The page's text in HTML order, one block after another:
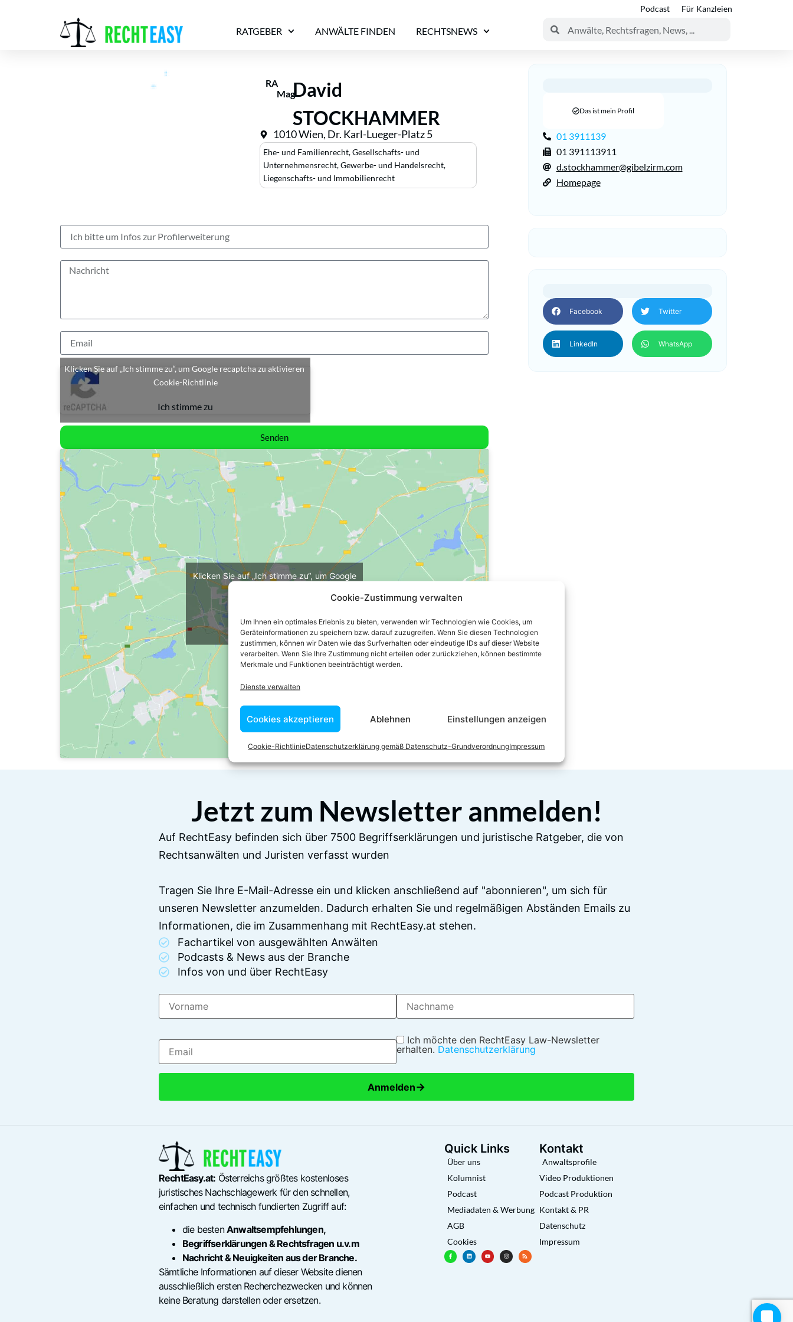
Cookie-Zustimmung verwalten
Um Ihnen ein optimales Erlebnis zu bieten, verwenden wir Technologien wie Cookies, um
Geräteinformationen zu speichern bzw. darauf zuzugreifen. Wenn Sie diesen Technologien
zustimmen, können wir Daten wie das Surfverhalten oder eindeutige IDs auf dieser Website
verarbeiten. Wenn Sie Ihre Zustimmung nicht erteilen oder zurückziehen, können bestimmte
Merkmale und Funktionen beeinträchtigt werden.
Dienste verwalten
Cookies akzeptieren Ablehnen Einstellungen anzeigen
Cookie-RichtlinieDatenschutzerklärung gemäß Datenschutz-GrundverordnungImpressum
Podcast Für Kanzleien
RATGEBER ANWÄLTE FINDEN RECHTSNEWS
RA
MagDavid
STOCKHAMMER
1010 Wien, Dr. Karl-Lueger-Platz 5
Ehe- und Familienrecht,Gesellschafts- und
Unternehmensrecht,Gewerbe- und Handelsrecht,
Liegenschafts- und Immobilienrecht
Klicken Sie auf „Ich stimme zu“, um Google recaptcha zu aktivieren
Cookie-Richtlinie
Ich stimme zu
Senden
Klicken Sie auf „Ich stimme zu“, um Google
Ich stimme zu
Das ist mein Profil
01 3911139
01 391113911
d.stockhammer@gibelzirm.com
Homepage
Facebook Twitter
LinkedIn WhatsApp
Jetzt zum Newsletter anmelden!
Auf RechtEasy befinden sich über 7500 Begriffserklärungen und juristische Ratgeber, die von
Rechtsanwälten und Juristen verfasst wurden
Tragen Sie Ihre E-Mail-Adresse ein und klicken anschließend auf "abonnieren", um sich für
unseren Newsletter anzumelden. Dadurch erhalten Sie und regelmäßigen Abständen Emails zu
Informationen, die im Zusammenhang mit RechtEasy.at stehen.
Fachartikel von ausgewählten Anwälten
Podcasts & News aus der Branche
Infos von und über RechtEasy
Ich möchte den RechtEasy Law-Newsletter
erhalten. Datenschutzerklärung
Anmelden→
RechtEasy.at: Österreichs größtes kostenloses
juristisches Nachschlagewerk für den schnellen,
einfachen und technisch fundierten Zugriff auf:
die bestenAnwaltsempfehlungen,
Begriffserklärungen & Rechtsfragen u.v.m
Nachricht & Neuigkeiten aus der Branche.
Sämtliche Informationen auf dieser Website dienen
ausschließlich ersten Recherchezwecken und können
keine Beratung darstellen oder ersetzen.
Quick Links
Über uns
Kolumnist
Podcast
Mediadaten & Werbung
AGB
Cookies
Kontakt
Anwaltsprofile
Video Produktionen
Podcast Produktion
Kontakt & PR
Datenschutz
Impressum